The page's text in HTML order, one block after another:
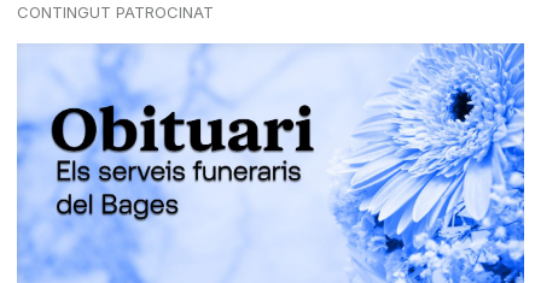
CONTINGUT PATROCINAT